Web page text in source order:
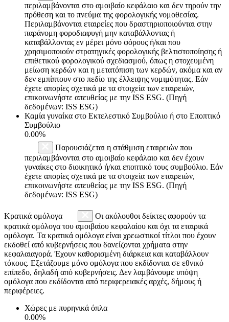
περιλαμβάνονται στο αμοιβαίο κεφάλαιο και δεν τηρούν την
πρόθεση και το πνεύμα της φορολογικής νομοθεσίας.
Περιλαμβάνονται εταιρείες που δραστηριοποιούνται στην
παράνομη φοροδιαφυγή μην καταβάλλοντας ή
καταβάλλοντας εν μέρει μόνο φόρους ή/και που
χρησιμοποιούν στρατηγικές φορολογικής βελτιστοποίησης ή
επιθετικού φορολογικού σχεδιασμού, όπως η στοχευμένη
μείωση κερδών και η μετατόπιση των κερδών, ακόμα και αν
δεν εμπίπτουν στο πεδίο της έλλειψης νομιμότητας. Εάν
έχετε απορίες σχετικά με τα στοιχεία των εταιρειών,
επικοινωνήστε απευθείας με την ISS ESG. (Πηγή
δεδομένων: ISS ESG)
Καμία γυναίκα στο Εκτελεστικό Συμβούλιο ή στο Εποπτικό
Συμβούλιο
0.00%
Παρουσιάζεται η στάθμιση εταιρειών που
περιλαμβάνονται στο αμοιβαίο κεφάλαιο και δεν έχουν
γυναίκες στο διοικητικό ή/και εποπτικό τους συμβούλιο. Εάν
έχετε απορίες σχετικά με τα στοιχεία των εταιρειών,
επικοινωνήστε απευθείας με την ISS ESG. (Πηγή
δεδομένων: ISS ESG)
Κρατικά ομόλογα
Οι ακόλουθοι δείκτες αφορούν τα
κρατικά ομόλογα του αμοιβαίου κεφαλαίου και όχι τα εταιρικά
ομόλογα. Τα κρατικά ομόλογα είναι χρεωστικοί τίτλοι που έχουν
εκδοθεί από κυβερνήσεις που δανείζονται χρήματα στην
κεφαλαιαγορά. Έχουν καθορισμένη διάρκεια και καταβάλλουν
τόκους. Εξετάζουμε μόνο ομόλογα που εκδίδονται σε εθνικό
επίπεδο, δηλαδή από κυβερνήσεις. Δεν λαμβάνουμε υπόψη
ομόλογα που εκδίδονται από περιφερειακές αρχές, δήμους ή
περιφέρειες.
Χώρες με πυρηνικά όπλα
0.00%